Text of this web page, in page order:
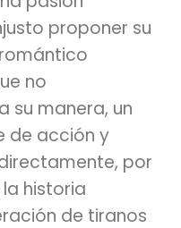
proponer su
no
su manera, un
de acción y
por
historia
de tiranos